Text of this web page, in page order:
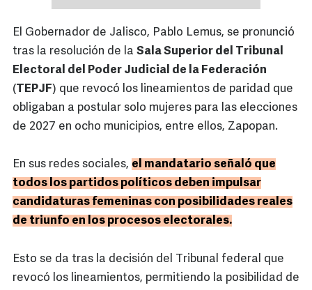
El Gobernador de Jalisco, Pablo Lemus, se pronunció
tras la resolución de la Sala Superior del Tribunal
Electoral del Poder Judicial de la Federación
(TEPJF) que revocó los lineamientos de paridad que
obligaban a postular solo mujeres para las elecciones
de 2027 en ocho municipios, entre ellos, Zapopan.
En sus redes sociales, el mandatario señaló que
todos los partidos políticos deben impulsar
candidaturas femeninas con posibilidades reales
de triunfo en los procesos electorales.
Esto se da tras la decisión del Tribunal federal que
revocó los lineamientos, permitiendo la posibilidad de